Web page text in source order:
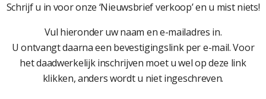
Schrijf u in voor onze ‘Nieuwsbrief verkoop’ en u mist niets!
Vul hieronder uw naam en e-mailadres in.
U ontvangt daarna een bevestigingslink per e-mail. Voor
het daadwerkelijk inschrijven moet u wel op deze link
klikken, anders wordt u niet ingeschreven.